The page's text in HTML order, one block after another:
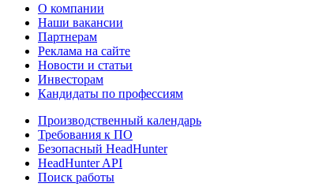
О компании
Наши вакансии
Партнерам
Реклама на сайте
Новости и статьи
Инвесторам
Кандидаты по профессиям
Производственный календарь
Требования к ПО
Безопасный HeadHunter
HeadHunter API
Поиск работы